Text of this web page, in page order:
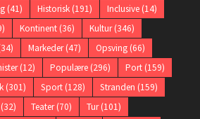
(41) Historisk(191) Inclusive(14)
Kontinent(36) Kultur(346)
Markeder(47) Opsving(66)
(12) Populære(296) Port(159)
(301) Sport(128) Stranden (159)
(32) Teater(70) Tur(101)